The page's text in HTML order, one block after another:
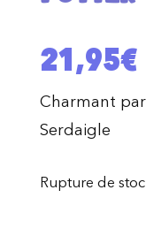
21,95€
Charmant
Serdaigle
Rupture de